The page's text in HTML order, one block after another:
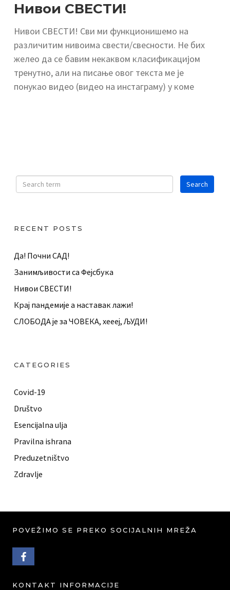
Нивои СВЕСТИ!
Нивои СВЕСТИ! Сви ми функционишемо на
различитим нивоима свести/свесности. Не бих
желео да се бавим некаквом класификацијом
тренутно, али на писање овог текста ме је
понукао видео (видео на инстаграму) у коме
RECENT POSTS
Да! Почни САД!
Занимљивости са Фејсбука
Нивои СВЕСТИ!
Крај пандемије а наставак лажи!
СЛОБОДА је за ЧОВЕКА, хеееј, ЉУДИ!
CATEGORIES
Covid-19
Društvo
Esencijalna ulja
Pravilna ishrana
Preduzetništvo
Zdravlje
POVEŽIMO SE PREKO SOCIJALNIH MREŽA
FACEBOOK PROFILE
KONTAKT INFORMACIJE